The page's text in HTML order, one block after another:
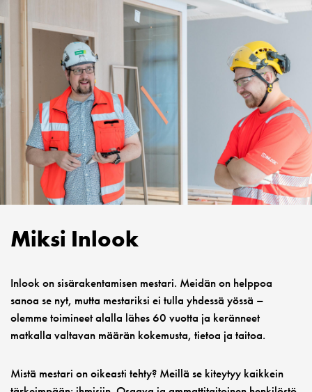
Miksi Inlook
Inlook on sisärakentamisen mestari. Meidän on helppoa
sanoa se nyt, mutta mestariksi ei tulla yhdessä yössä –
olemme toimineet alalla lähes 60 vuotta ja keränneet
matkalla valtavan määrän kokemusta, tietoa ja taitoa.
Mistä mestari on oikeasti tehty? Meillä se kiteytyy kaikkein